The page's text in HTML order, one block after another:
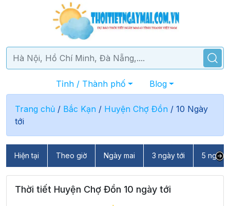
Tỉnh / Thành phố Blog
Trang chủ / Bắc Kạn / Huyện Chợ Đồn / 10 Ngày
tới
Hiện tại Theo giờ Ngày mai 3 ngày tới 5 ngày
Thời tiết Huyện Chợ Đồn 10 ngày tới